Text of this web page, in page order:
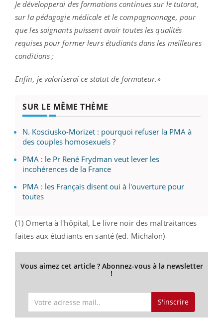
Je développerai des formations continues sur le tutorat,
sur la pédagogie médicale et le compagnonnage, pour
que les soignants puissent avoir toutes les qualités
requises pour former leurs étudiants dans les meilleures
conditions ;
Enfin, je valoriserai ce statut de formateur.»
SUR LE MÊME THÈME
N. Kosciusko-Morizet : pourquoi refuser la PMA à
des couples homosexuels ?
PMA : le Pr René Frydman veut lever les
incohérences de la France
PMA : les Français disent oui à l'ouverture pour
toutes
(1) Omerta à l'hôpital, Le livre noir des maltraitances
faites aux étudiants en santé (ed. Michalon)
Vous aimez cet article ? Abonnez-vous à la newsletter
!
S'inscrire